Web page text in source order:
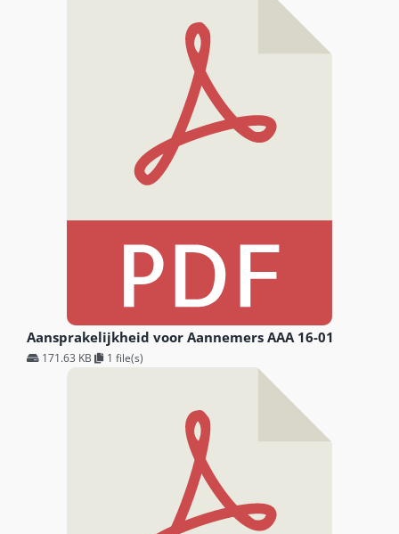
Aansprakelijkheid voor Aannemers AAA 16-01
171.63 KB 1 file(s)